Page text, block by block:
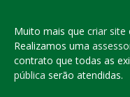
Muito mais que criar site
Realizamos uma
contrato que todas as
pública serão atendidas.